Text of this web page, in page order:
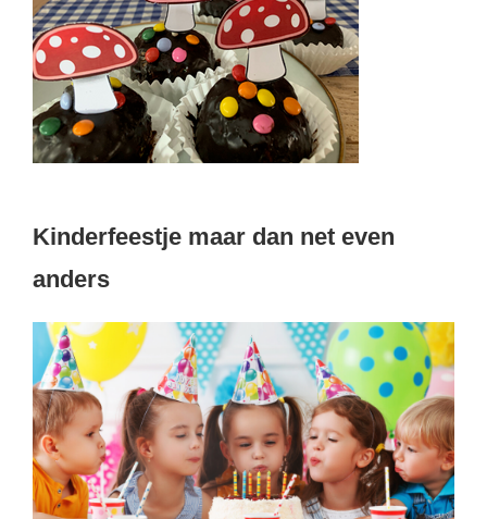
Kinderfeestje maar dan net even
anders